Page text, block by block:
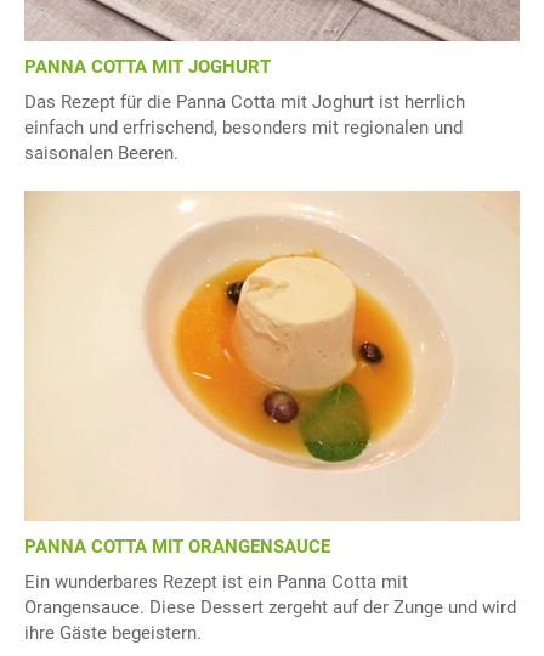
PANNA COTTA MIT JOGHURT
Das Rezept für die Panna Cotta mit Joghurt ist herrlich
einfach und erfrischend, besonders mit regionalen und
saisonalen Beeren.
PANNA COTTA MIT ORANGENSAUCE
Ein wunderbares Rezept ist ein Panna Cotta mit
Orangensauce. Diese Dessert zergeht auf der Zunge und wird
ihre Gäste begeistern.